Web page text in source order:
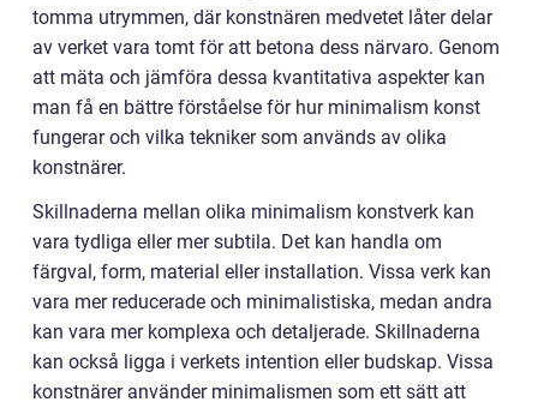
tomma utrymmen, där konstnären medvetet låter delar
av verket vara tomt för att betona dess närvaro. Genom
att mäta och jämföra dessa kvantitativa aspekter kan
man få en bättre förståelse för hur minimalism konst
fungerar och vilka tekniker som används av olika
konstnärer.
Skillnaderna mellan olika minimalism konstverk kan
vara tydliga eller mer subtila. Det kan handla om
färgval, form, material eller installation. Vissa verk kan
vara mer reducerade och minimalistiska, medan andra
kan vara mer komplexa och detaljerade. Skillnaderna
kan också ligga i verkets intention eller budskap. Vissa
konstnärer använder minimalismen som ett sätt att